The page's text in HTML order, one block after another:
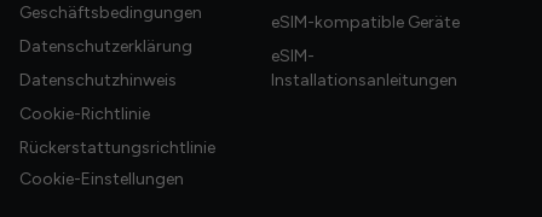
Geschäftsbedingungen
Datenschutzerklärung
Datenschutzhinweis
Cookie-Richtlinie
Rückerstattungsrichtlinie
Cookie-Einstellungen
eSIM-kompatible Geräte
eSIM-
Installationsanleitungen